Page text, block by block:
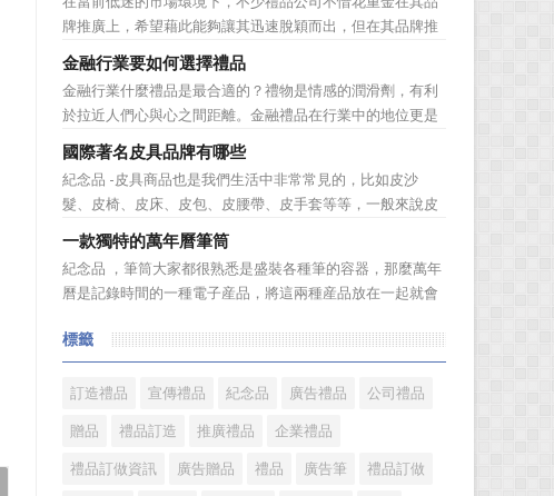
力。 打火機、煙灰缸、鑰匙鏈、毛巾……當今市場上的
宣傳品幾乎是司空...
牌推廣上，希望藉此能夠讓其迅速脫穎而出，但在其品牌推
廣的營銷管理思路上，也有許多禮品企業走入了幾大誤區而
無法自拔，這其中，最為常見的誤區有： 誤區一：不清
楚品牌到底在表達什麼 很多禮品企業在推廣品牌之前，
不知道到...
金融行業要如何選擇禮品
金融行業什麼禮品是最合適的？禮物是情感的潤滑劑，有利
於拉近人們心與心之間距離。金融禮品在行業中的地位更是
不容忽視，因為禮品即是企業形象的象徵，又是企業地位的
彰顯，同時對收禮人來說，一份禮物的永恆意義是語言難以
企及的。難怪有人曾說：再省也不能省禮物，再窮也不能窮
送禮。但是，禮品選擇...
國際著名皮具品牌有哪些
紀念品 -皮具商品也是我們生活中非常常見的，比如皮沙
髮、皮椅、皮床、皮包、皮腰帶、皮手套等等，一般來說皮
具具備細膩的手感和自然的色澤度，所以深受消費者的青
睞。國際著名皮具品牌有哪些?下麵就一起來了解一下吧!
國際著名皮具品牌： 1、路易·威登(LV) 創立於
1...
一款獨特的萬年曆筆筒
紀念品 ，筆筒大家都很熟悉是盛裝各種筆的容器，那麼萬年
曆是記錄時間的一種電子産品，將這兩種産品放在一起就會
一款獨特的萬年曆筆筒。 筆筒美觀大方，他是採用皮
料、鐵架和鋁片做外觀，是一款多功能萬年曆筆筒，集時間
溫度，年、月...
標籤
訂造禮品 宣傳禮品 紀念品 廣告禮品 公司禮品
贈品 禮品訂造 推廣禮品 企業禮品
禮品訂做資訊 廣告贈品 禮品 廣告筆 禮品訂做